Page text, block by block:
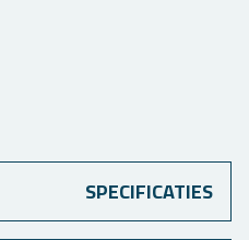
SPECIFICATIES